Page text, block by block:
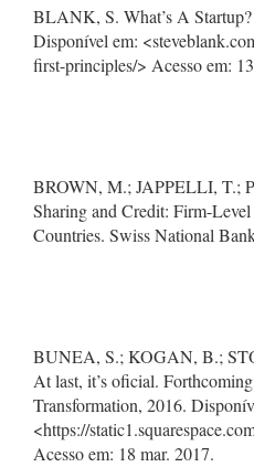
BLANK, S. What’s A
Disponível em:
first-principles/> Acesso em:
BROWN, M.; JAPPELLI, T.;
Sharing and Credit: Firm-
Countries. Swiss National
BUNEA, S.; KOGAN, B.;
At last, it’s oficial.
Transformation, 2016.
<https://
Acesso em: 18 mar. 2017.